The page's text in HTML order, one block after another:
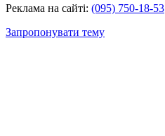
Реклама на сайті: (095) 750-18-53
Запропонувати тему